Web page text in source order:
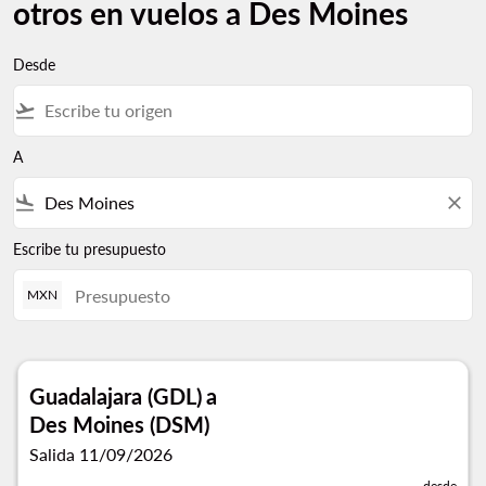
otros en vuelos a Des Moines
Desde
flight_takeoff
A
flight_land close
Escribe tu presupuesto
MXN
Guadalajara (GDL)a
Des Moines (DSM)
Salida 11/09/2026